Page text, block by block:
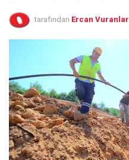
tarafından Ercan Vuranlar